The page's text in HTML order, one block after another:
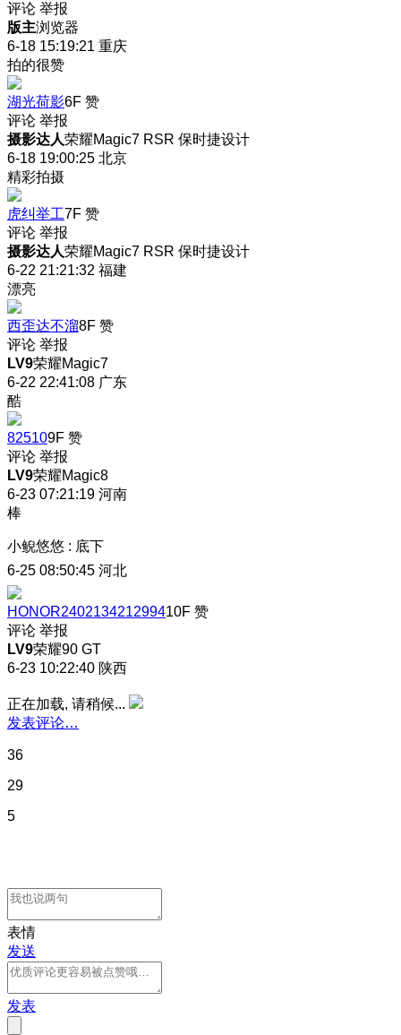
评论 举报
版主浏览器
6-18 15:19:21 重庆
拍的很赞
湖光荷影6F 赞
评论 举报
摄影达人荣耀Magic7 RSR 保时捷设计
6-18 19:00:25 北京
精彩拍摄
虎纠举工7F 赞
评论 举报
摄影达人荣耀Magic7 RSR 保时捷设计
6-22 21:21:32 福建
漂亮
西歪达不溜8F 赞
评论 举报
LV9荣耀Magic7
6-22 22:41:08 广东
酷
825109F 赞
评论 举报
LV9荣耀Magic8
6-23 07:21:19 河南
棒
小鲵悠悠 : 底下
6-25 08:50:45 河北
HONOR240213421299410F 赞
评论 举报
LV9荣耀90 GT
6-23 10:22:40 陕西
正在加载, 请稍候...
发表评论…
36
29
5
表情
发送
发表